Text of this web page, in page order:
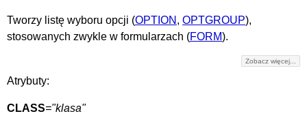
Tworzy listę wyboru opcji (OPTION , OPTGROUP),
stosowanych zwykle w formularzach (FORM).
Zobacz więcej...
Atrybuty:
CLASS="klasa"